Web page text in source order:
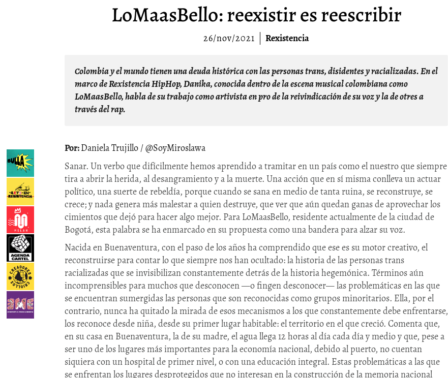
LoMaasBello: reexistir es reescribir
26/nov/2021 Rexistencia
Colombia y el mundo tienen una deuda histórica con las personas trans, disidentes y racializadas. En el
marco de Rexistencia HipHop, Danika, conocida dentro de la escena musical colombiana como
LoMaasBello, habla de su trabajo como artivista en pro de la reivindicación de su voz y la de otres a
través del rap. ​
Daniela Trujillo / @SoyMiroslawa
Sanar. Un verbo que difícilmente hemos aprendido a tramitar en un país como el nuestro que siempre
tira a abrir la herida, al desangramiento y a la muerte. Una acción que en sí misma conlleva un actuar
político, una suerte de rebeldía, porque cuando se sana en medio de tanta ruina, se reconstruye, se
crece; y nada genera más malestar a quien destruye, que ver que aún quedan ganas de aprovechar los
cimientos que dejó para hacer algo mejor. Para LoMaasBello, residente actualmente de la ciudad de
Bogotá, esta palabra se ha enmarcado en su propuesta como una bandera para alzar su voz.
Nacida en Buenaventura, con el paso de los años ha comprendido que ese es su motor creativo, el
reconstruirse para contar lo que siempre nos han ocultado: la historia de las personas trans
racializadas que se invisibilizan constantemente detrás de la historia hegemónica. Términos aún
incomprensibles para muchos que desconocen —o fingen desconocer— las problemáticas en las que
se encuentran sumergidas las personas que son reconocidas como grupos minoritarios. Ella, por el
contrario, nunca ha quitado la mirada de esos mecanismos a los que constantemente debe enfrentarse,
los reconoce desde niña, desde su primer lugar habitable: el territorio en el que creció. Comenta que,
en su casa en Buenaventura, la de su madre, el agua llega 12 horas al día cada día y medio y que, pese a
ser uno de los lugares más importantes para la economía nacional, debido al puerto, no cuentan
siquiera con un hospital de primer nivel, o con una educación integral. Estas problemáticas a las que
se enfrentan los lugares desprotegidos que no interesan en la construcción de la memoria nacional